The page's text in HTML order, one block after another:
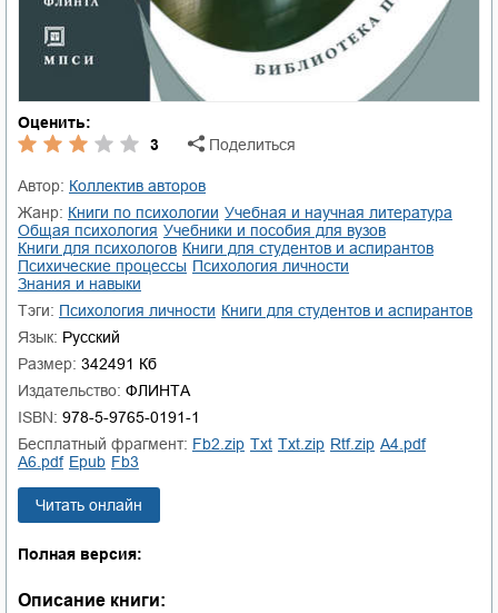
Оценить:
3
Поделиться
Автор:
Коллектив авторов
Жанр:
книги по психологии
учебная и научная литература
общая психология
учебники и пособия для вузов
книги для психологов
книги для студентов и аспирантов
психические процессы
психология личности
знания и навыки
Тэги:
психология личности
книги для студентов и аспирантов
Язык: Русский
Размер: 342491 Кб
Издательство: ФЛИНТА
ISBN: 978-5-9765-0191-1
Бесплатный фрагмент:
fb2.zip txt txt.zip rtf.zip
a4.pdf
a6.pdf
epub fb3
Читать онлайн
Полная версия:
Описание книги: